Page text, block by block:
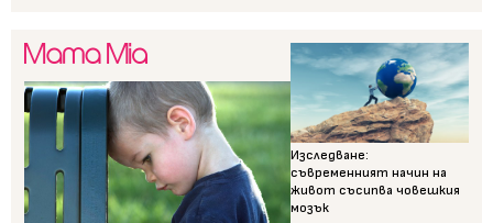
Изследване:
съвременният начин на
живот съсипва човешкия
мозък